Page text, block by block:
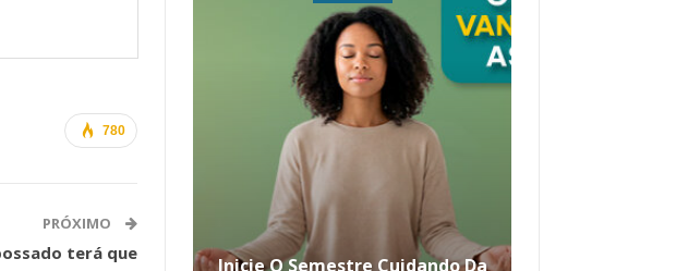
780
PRÓXIMO
terá que
Em Torno Dos Inicie O Semestre Cuidando Da